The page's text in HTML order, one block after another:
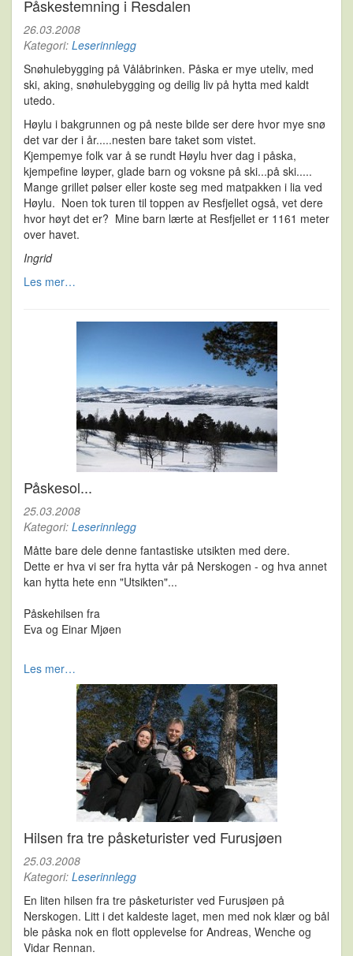
Påskestemning i Resdalen
26.03.2008
Kategori: Leserinnlegg
Snøhulebygging på Vålåbrinken. Påska er mye uteliv, med
ski, aking, snøhulebygging og deilig liv på hytta med kaldt
utedo.
Høylu i bakgrunnen og på neste bilde ser dere hvor mye snø
det var der i år.....nesten bare taket som vistet.
Kjempemye folk var å se rundt Høylu hver dag i påska,
kjempefine løyper, glade barn og voksne på ski...på ski.....
Mange grillet pølser eller koste seg med matpakken i lia ved
Høylu. Noen tok turen til toppen av Resfjellet også, vet dere
hvor høyt det er? Mine barn lærte at Resfjellet er 1161 meter
over havet.
Ingrid
Les mer…
Påskesol...
25.03.2008
Kategori: Leserinnlegg
Måtte bare dele denne fantastiske utsikten med dere.
Dette er hva vi ser fra hytta vår på Nerskogen - og hva annet
kan hytta hete enn "Utsikten"...
Påskehilsen fra
Eva og Einar Mjøen
Les mer…
Hilsen fra tre påsketurister ved Furusjøen
25.03.2008
Kategori: Leserinnlegg
En liten hilsen fra tre påsketurister ved Furusjøen på
Nerskogen. Litt i det kaldeste laget, men med nok klær og bål
ble påska nok en flott opplevelse for Andreas, Wenche og
Vidar Rennan.